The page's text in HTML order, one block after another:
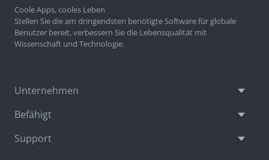
Coole Apps, cooles Leben
Stellen Sie die am dringendsten benötigte Software für globale
Benutzer bereit, verbessern Sie die Lebensqualität mit
Wissenschaft und Technologie.
Unternehmen
Befähigt
Support